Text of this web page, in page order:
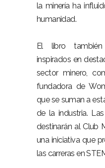
la minería ha
humanidad.
El libro también
inspirados en
sector minero,
fundadora de
que se suman a
de la industria.
destinarán al Club
una iniciativa que
las carreras en